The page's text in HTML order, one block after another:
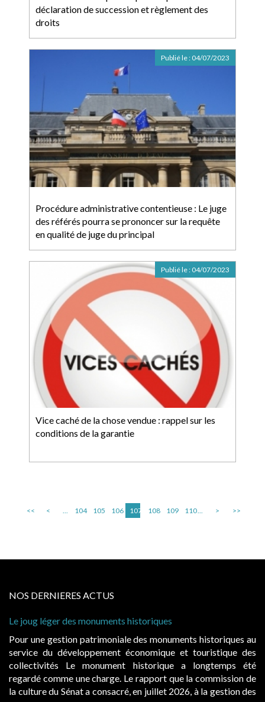
déclaration de succession et règlement des
droits
Procédure administrative contentieuse : Le juge
des référés pourra se prononcer sur la requête
en qualité de juge du principal
Publié le : 04/07/2023
Vice caché de la chose vendue : rappel sur les
conditions de la garantie
Publié le : 04/07/2023
<< < ... 104 105 106 107 108 109 110... > >>
NOS DERNIERES ACTUS
historiques
des monuments historiques au
et touristique des
historique a longtemps été
rapport que la commission de
en juillet 2026, à la gestion des
Cabines de plage : le juge
Evocatrices des bains de
également un beau sujet
public, elles donnent lieu au
d’occupation. Saisies par des